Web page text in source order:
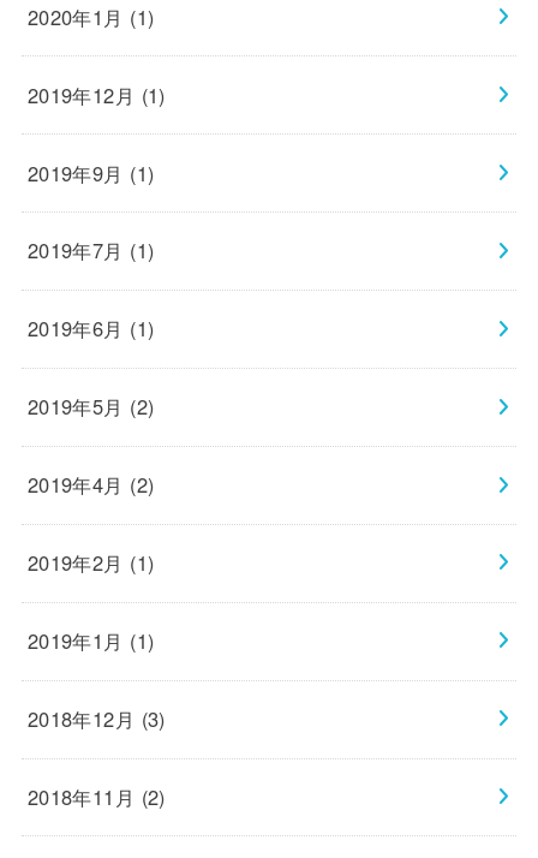
2020年1月 (1)
2019年12月 (1)
2019年9月 (1)
2019年7月 (1)
2019年6月 (1)
2019年5月 (2)
2019年4月 (2)
2019年2月 (1)
2019年1月 (1)
2018年12月 (3)
2018年11月 (2)